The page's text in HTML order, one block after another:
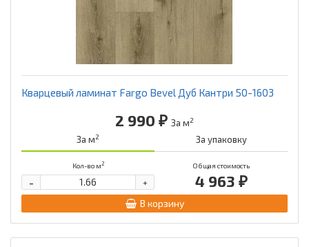
Кварцевый ламинат Fargo Bevel Дуб Кантри 50-1603
2 990 ₽ За м2
За м2 За упаковку
Кол-во м2 Общая стоимость
4 963 ₽
+
-
В корзину